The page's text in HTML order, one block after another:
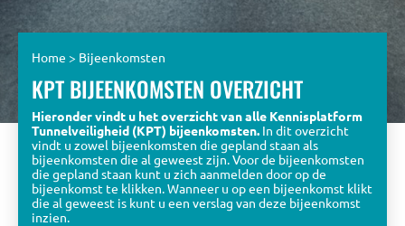
Home > Bijeenkomsten
KPT BIJEENKOMSTEN OVERZICHT
Hieronder vindt u het overzicht van alle Kennisplatform
Tunnelveiligheid (KPT) bijeenkomsten. In dit overzicht
vindt u zowel bijeenkomsten die gepland staan als
bijeenkomsten die al geweest zijn. Voor de bijeenkomsten
die gepland staan kunt u zich aanmelden door op de
bijeenkomst te klikken. Wanneer u op een bijeenkomst klikt
die al geweest is kunt u een verslag van deze bijeenkomst
inzien.